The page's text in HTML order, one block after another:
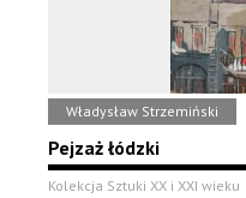
Władysław Strzemiński
Pejzaż łódzki
Kolekcja Sztuki XX i XXI wieku